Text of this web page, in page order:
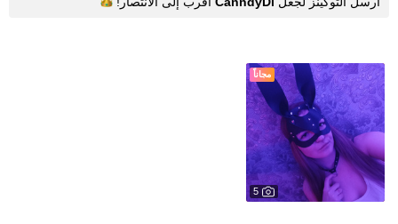
مجاناً
5